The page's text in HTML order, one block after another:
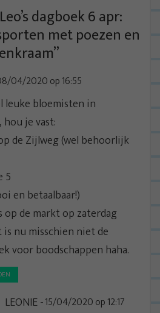
Leo’s dagboek 6 apr:
met poezen en
”
04/2020 op 16:55
leuke bloemisten in
hou je vast:
de Zijlweg (wel behoorlijk
5
en betaalbaar!)
op de markt op zaterdag
is nu misschien niet de
voor boodschappen haha.
LEONIE 15/04/2020 op 12:17